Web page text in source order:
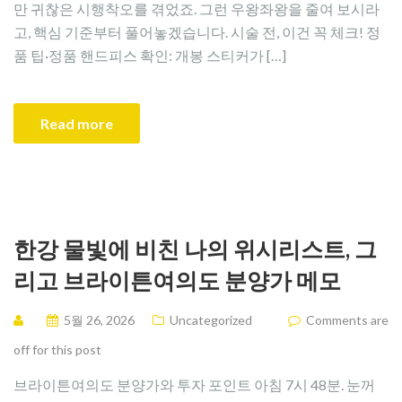
만 귀찮은 시행착오를 겪었죠. 그런 우왕좌왕을 줄여 보시라
고, 핵심 기준부터 풀어놓겠습니다. 시술 전, 이건 꼭 체크! 정
품 팁·정품 핸드피스 확인: 개봉 스티커가 […]
Read more
한강 물빛에 비친 나의 위시리스트, 그
리고 브라이튼여의도 분양가 메모
5월 26, 2026 Uncategorized
Comments are
off for this post
브라이튼여의도 분양가와 투자 포인트 아침 7시 48분. 눈꺼